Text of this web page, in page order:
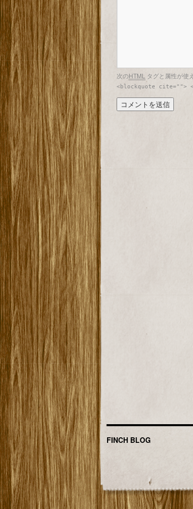
次のHTML タグと属性が使
<blockquote cite="">
FINCH BLOG